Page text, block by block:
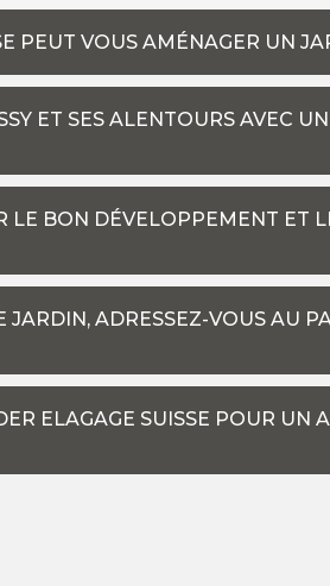
PEUT VOUS AMÉNAGER UN
ET SES ALENTOURS AVEC
LE BON DÉVELOPPEMENT ET
JARDIN, ADRESSEZ-VOUS AU
ELAGAGE SUISSE POUR UN